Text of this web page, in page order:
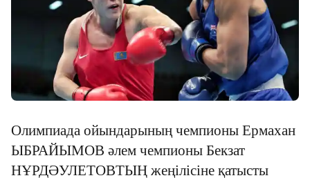
Олимпиада ойындарының чемпионы Ермахан
ЫБРАЙЫМОВ әлем чемпионы Бекзат
НҰРДӘУЛЕТОВТЫҢ жеңілісіне қатысты